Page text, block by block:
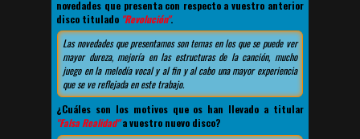
novedades que presenta con respecto a vuestro anterior
disco titulado "Revolución".
Las novedades que presentamos son temas en los que se puede ver
mayor dureza, mejoría en las estructuras de la canción, mucho
juego en la melodía vocal y al fin y al cabo una mayor experiencia
que se ve reflejada en este trabajo.
¿Cuáles son los motivos que os han llevado a titular
"Falsa Realidad"a vuestro nuevo disco?